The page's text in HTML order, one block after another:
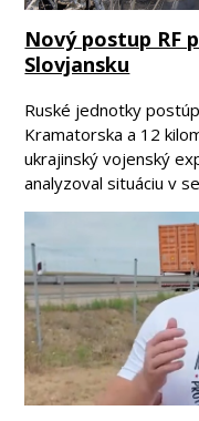
Nový postup RF
Slovjansku
Ruské jednotky
Kramatorska a 12
ukrajinský vojenský
analyzoval situáciu v